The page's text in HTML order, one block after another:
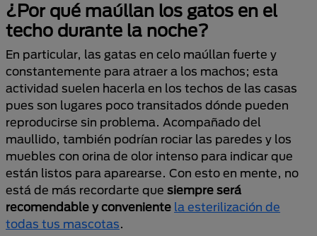
¿Por qué maúllan los gatos en el
techo durante la noche?
En particular, las gatas en celo maúllan fuerte y
constantemente para atraer a los machos; esta
actividad suelen hacerla en los techos de las casas
pues son lugares poco transitados dónde pueden
reproducirse sin problema. Acompañado del
maullido, también podrían rociar las paredes y los
muebles con orina de olor intenso para indicar que
están listos para aparearse. Con esto en mente, no
está de más recordarte que siempre será
recomendable y conveniente la esterilización de
todas tus mascotas.